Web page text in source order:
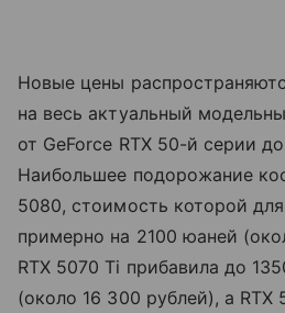
Новые цены
на весь актуальный
от GeForce RTX 50-й серии
Наибольшее подорожание
5080, стоимость которой
примерно на 2100 юаней
RTX 5070 Ti прибавила до
(около 16 300 рублей), а RTX